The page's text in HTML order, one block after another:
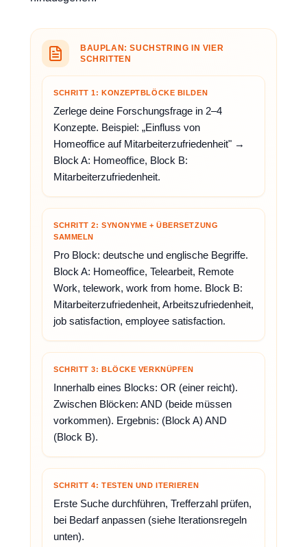
BAUPLAN: SUCHSTRING IN VIER
SCHRITTEN
SCHRITT 1: KONZEPTBLÖCKE BILDEN
Zerlege deine Forschungsfrage in 2–4
Konzepte. Beispiel: „Einfluss von
Homeoffice auf Mitarbeiterzufriedenheit" →
Block A: Homeoffice, Block B:
Mitarbeiterzufriedenheit.
SCHRITT 2: SYNONYME + ÜBERSETZUNG
SAMMELN
Pro Block: deutsche und englische Begriffe.
Block A: Homeoffice, Telearbeit, Remote
Work, telework, work from home. Block B:
Mitarbeiterzufriedenheit, Arbeitszufriedenheit,
job satisfaction, employee satisfaction.
SCHRITT 3: BLÖCKE VERKNÜPFEN
Innerhalb eines Blocks: OR (einer reicht).
Zwischen Blöcken: AND (beide müssen
vorkommen). Ergebnis: (Block A) AND
(Block B).
SCHRITT 4: TESTEN UND ITERIEREN
Erste Suche durchführen, Trefferzahl prüfen,
bei Bedarf anpassen (siehe Iterationsregeln
unten).